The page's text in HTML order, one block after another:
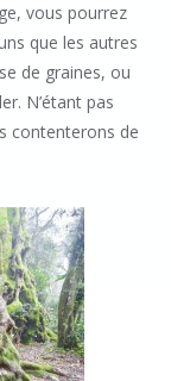
vous pourrez
que les autres
de graines, ou
N’étant pas
contenterons de